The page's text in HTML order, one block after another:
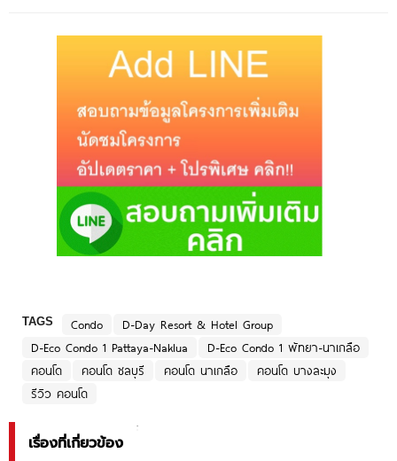
TAGS Condo
D-Day Resort & Hotel Group
D-Eco Condo 1 Pattaya-Naklua
D-Eco Condo 1 พัทยา-นาเกลือ
คอนโด
คอนโด ชลบุรี คอนโด นาเกลือ
คอนโด บางละมุง
รีวิว คอนโด
เรื่องที่เกี่ยวข้อง